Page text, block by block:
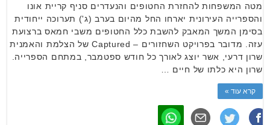
מטה המשפחות להחזרת החטופים והנעדרים סניף קריית אונו
והספרייה העירונית יארחו החל מהיום בערב (ג') תערוכה ייחודית
בסימן המשך המאבק להשבת כלל החטופים משבי חמאס ברצועת
עזה. מדובר בפרויקט השחזורים – Captured של הצלמת והאמנית
שרון דרעי, אשר יוצג לאורך כל חודש ספטמבר, במתחם הספרייה.
שרון היא כלתו של חיים …
קרא עוד »